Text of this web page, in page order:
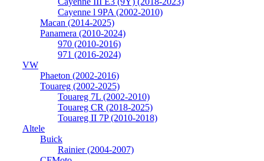
Cayenne l 9PA (2002-2010)
Macan (2014-2025)
Panamera (2010-2024)
970 (2010-2016)
971 (2016-2024)
VW
Phaeton (2002-2016)
Touareg (2002-2025)
Touareg 7L (2002-2010)
Touareg CR (2018-2025)
Touareg II 7P (2010-2018)
Altele
Buick
Rainier (2004-2007)